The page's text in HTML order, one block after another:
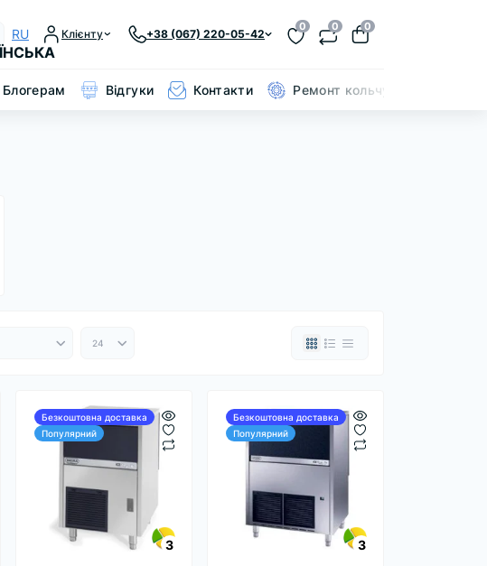
RU Клієнту +38 (067) 220-05-42
0 0 0
Блогерам Відгуки Контакти Ремонт кольчуги
Безкоштовна доставка
Популярний
3
Безкоштовна доставка
Популярний
3